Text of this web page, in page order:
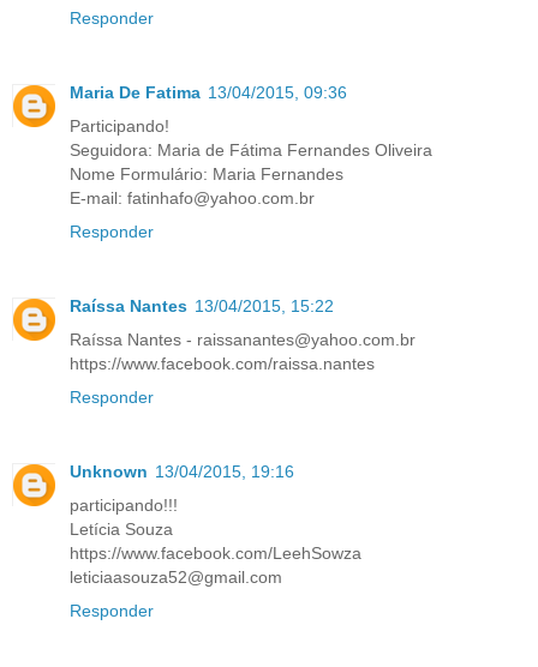
Responder
Maria De Fatima 13/04/2015, 09:36
Participando!
Seguidora: Maria de Fátima Fernandes Oliveira
Nome Formulário: Maria Fernandes
E-mail: fatinhafo@yahoo.com.br
Responder
Raíssa Nantes 13/04/2015, 15:22
Raíssa Nantes - raissanantes@yahoo.com.br
https://www.facebook.com/raissa.nantes
Responder
Unknown 13/04/2015, 19:16
participando!!!
Letícia Souza
https://www.facebook.com/LeehSowza
leticiaasouza52@gmail.com
Responder